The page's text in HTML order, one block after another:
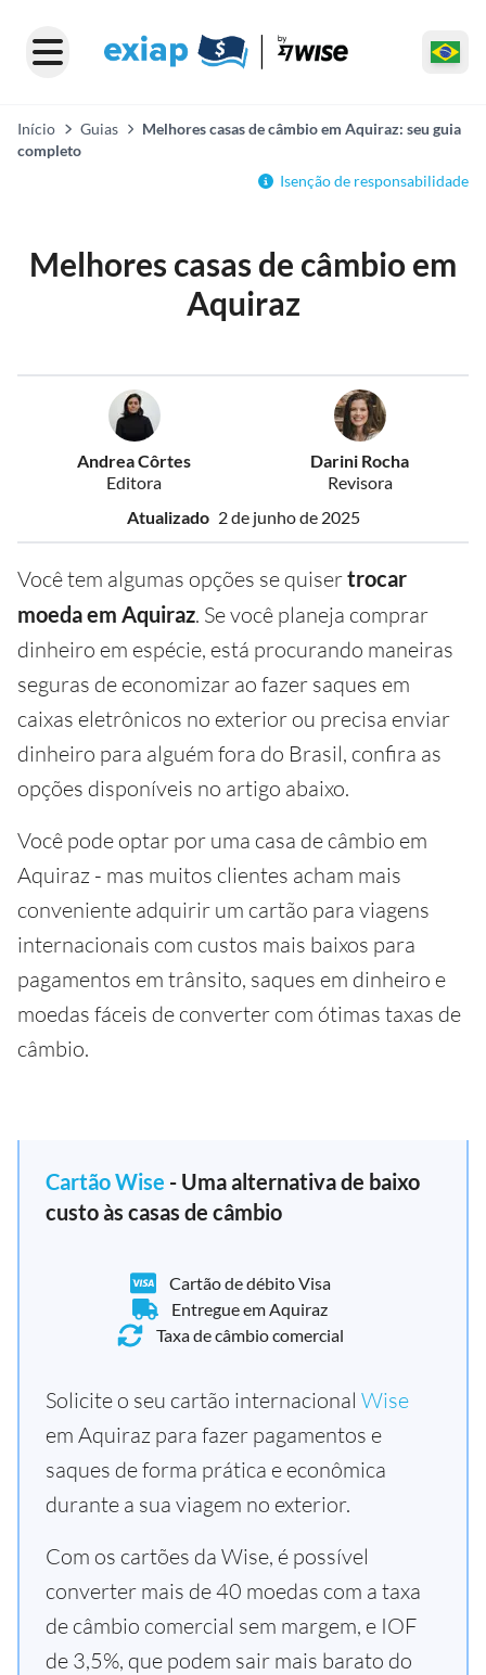
Início Guias
Melhores casas de câmbio em Aquiraz: seu guia
completo
Isenção de responsabilidade
Melhores casas de câmbio em
Aquiraz
Andrea Côrtes
Editora
Darini Rocha
Revisora
Atualizado 2 de junho de 2025
Você tem algumas opções se quisertrocar
moeda em Aquiraz. Se você planeja comprar
dinheiro em espécie, está procurando maneiras
seguras de economizar ao fazer saques em
caixas eletrônicos no exterior ou precisa enviar
dinheiro para alguém fora do Brasil, confira as
opções disponíveis no artigo abaixo.
Você pode optar por uma casa de câmbio em
Aquiraz - mas muitos clientes acham mais
conveniente adquirir um cartão para viagens
internacionais com custos mais baixos para
pagamentos em trânsito, saques em dinheiro e
moedas fáceis de converter com ótimas taxas de
câmbio.
Cartão Wise - Uma alternativa de baixo
custo às casas de câmbio
Cartão de débito Visa
Entregue em Aquiraz
Taxa de câmbio comercial
Solicite o seu cartão internacional Wise
em Aquiraz para fazer pagamentos e
saques de forma prática e econômica
durante a sua viagem no exterior.
Com os cartões da Wise, é possível
converter mais de 40 moedas com a taxa
de câmbio comercial sem margem, e IOF
de 3,5%, que podem sair mais barato do